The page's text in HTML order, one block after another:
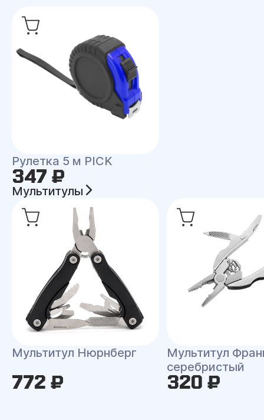
Рулетка 5 м PICK
347 ₽
Мультитулы
Мультитул Нюрнберг
772 ₽
Мультитул
серебристый
320 ₽